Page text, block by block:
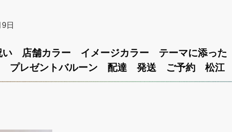
日
い 店舗カラー イメージカラー テーマに添った
プレゼントバルーン 配達 発送 ご予約 松江